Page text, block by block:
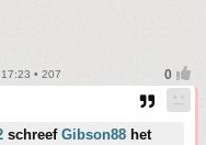
• 207
schreef Gibson88 het